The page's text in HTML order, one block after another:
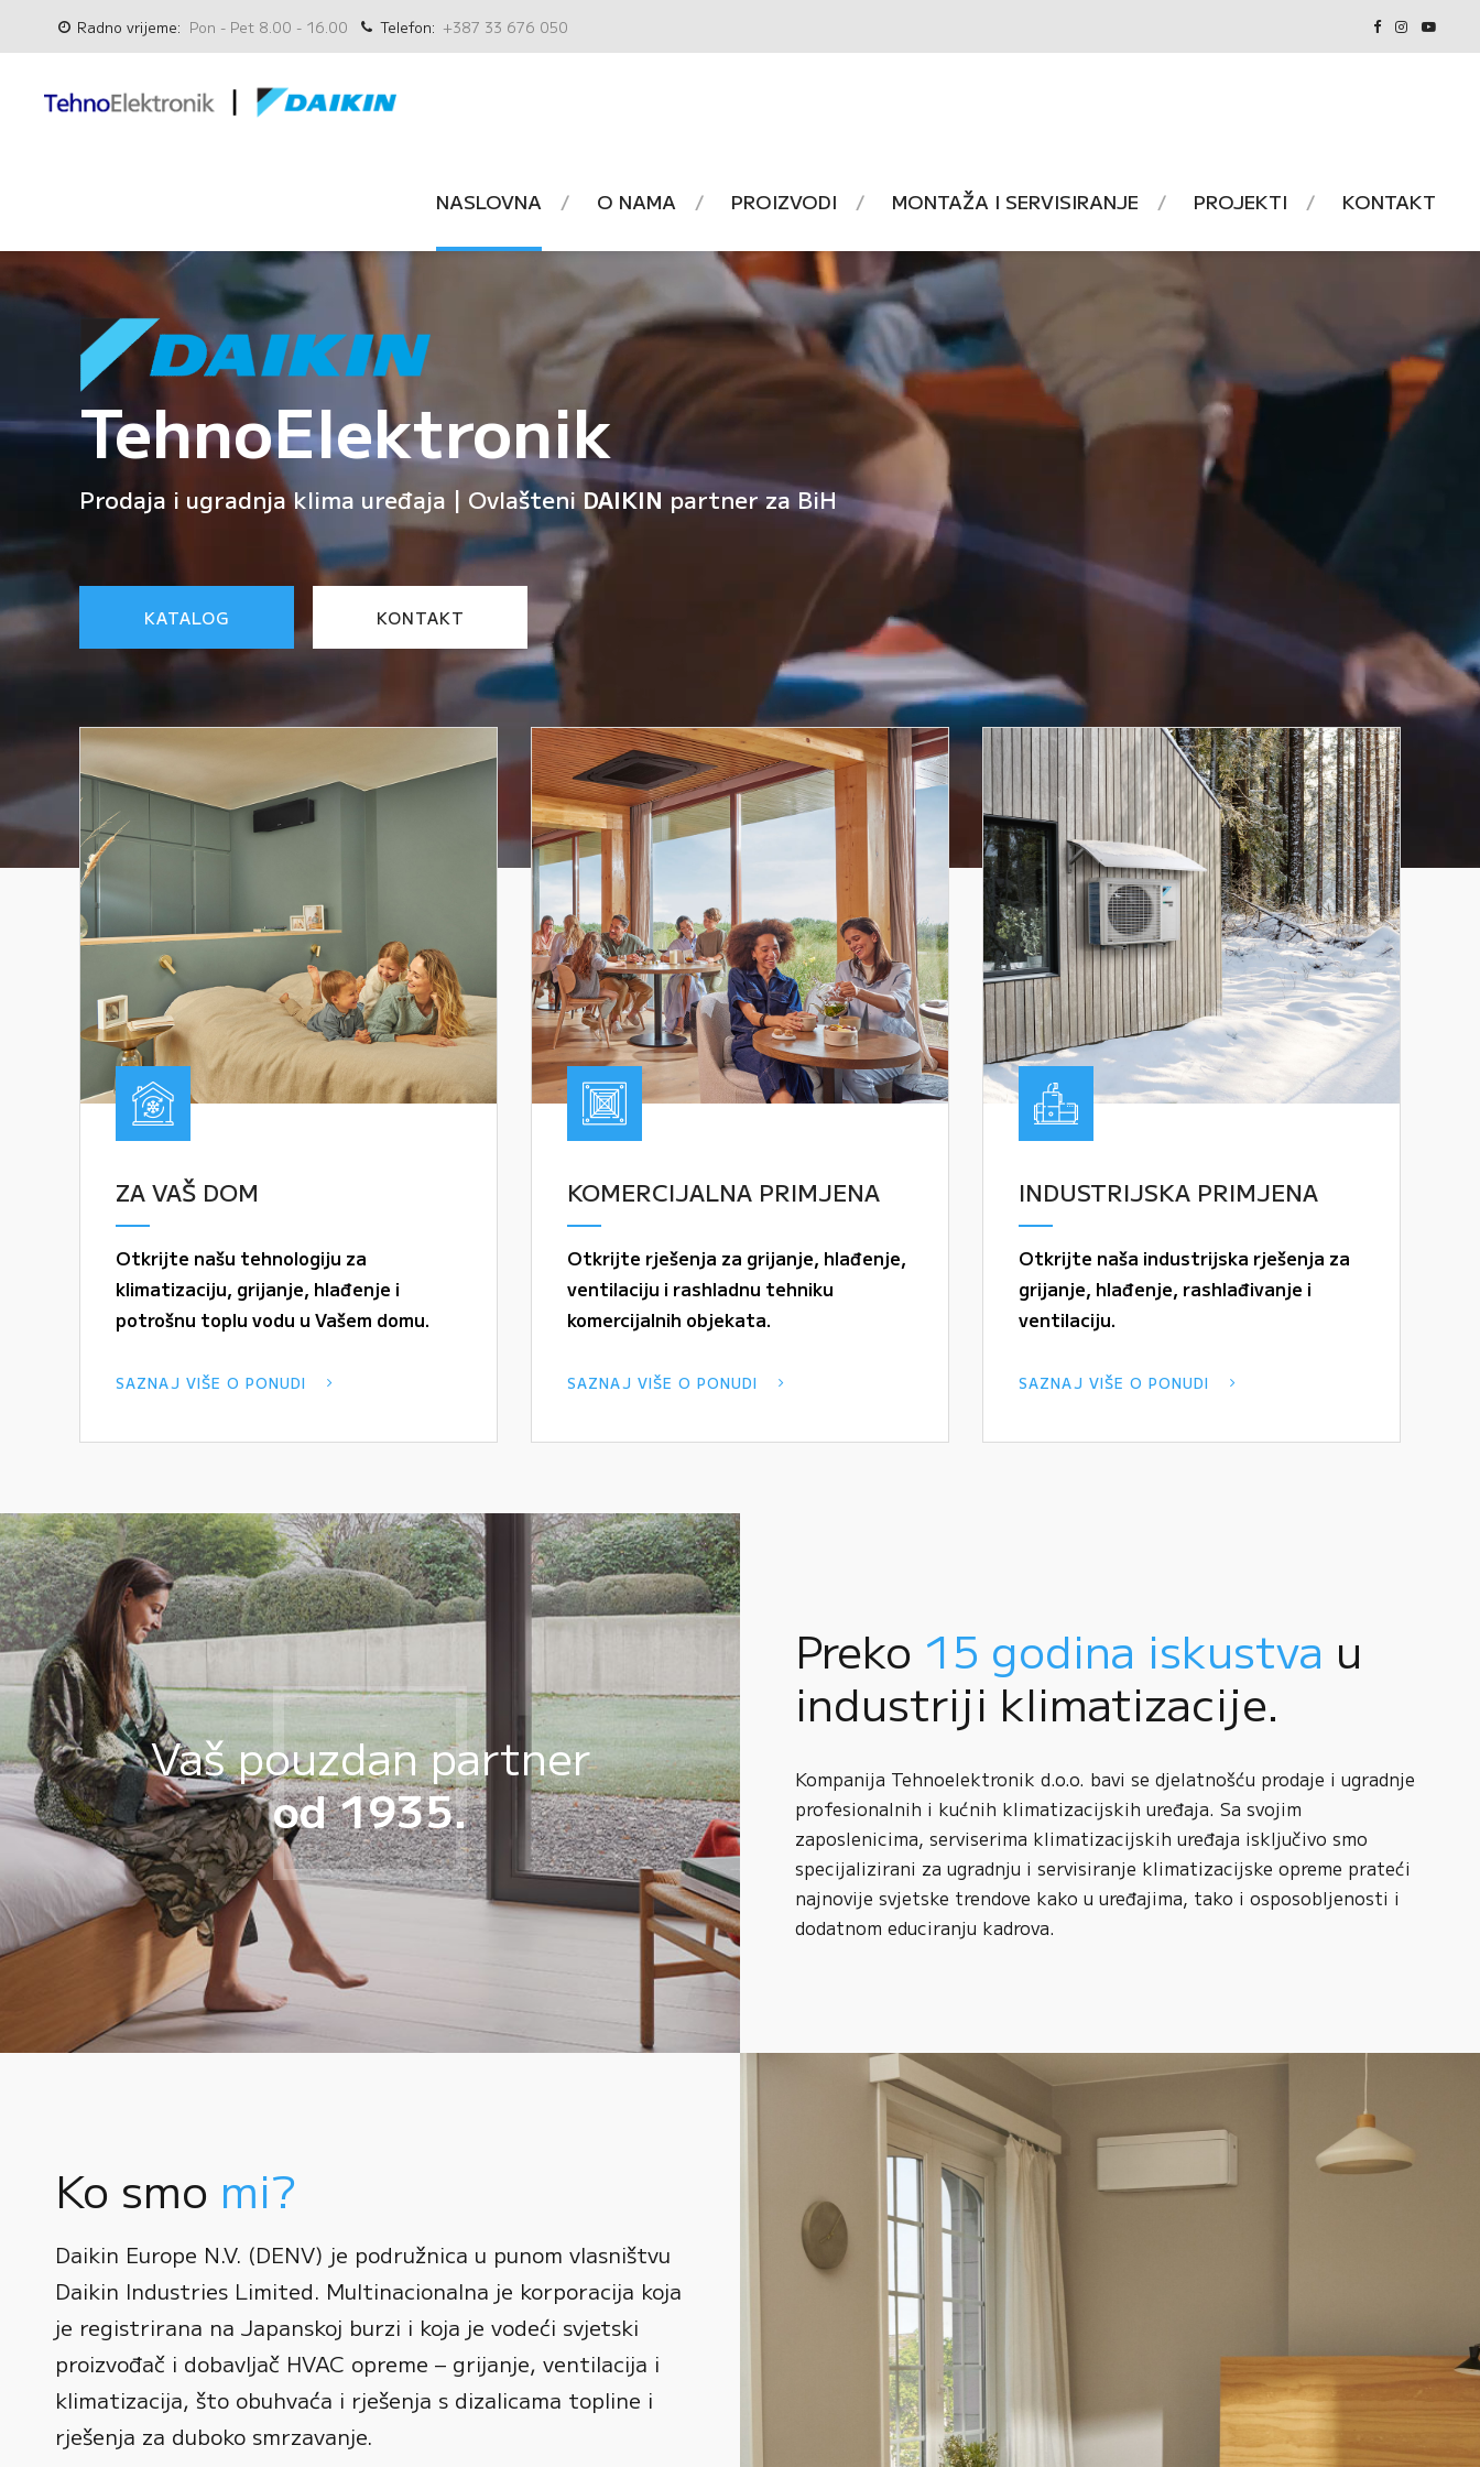
Radno vrijeme: Pon - Pet 8.00 - 16.00 Telefon: +387 33 676 050
NASLOVNA O NAMA PROIZVODI MONTAŽA I SERVISIRANJE PROJEKTI KONTAKT
TehnoElektronik
Prodaja i ugradnja klima uređaja | Ovlašteni DAIKINpartner za BiH
KATALOG KONTAKT
ZA VAŠ DOM
Otkrijte našu tehnologiju za
klimatizaciju, grijanje, hlađenje i
potrošnu toplu vodu u Vašem domu.
SAZNAJ VIŠE O PONUDI
KOMERCIJALNA PRIMJENA
Otkrijte rješenja za grijanje, hlađenje,
ventilaciju i rashladnu tehniku
komercijalnih objekata.
SAZNAJ VIŠE O PONUDI
INDUSTRIJSKA PRIMJENA
Otkrijte naša industrijska rješenja za
grijanje, hlađenje, rashlađivanje i
ventilaciju.
SAZNAJ VIŠE O PONUDI
Vaš pouzdan partner
od 1935.
Preko 15 godina iskustva u
industriji klimatizacije.
Kompanija Tehnoelektronik d.o.o. bavi se djelatnošću prodaje i ugradnje
profesionalnih i kućnih klimatizacijskih uređaja. Sa svojim
zaposlenicima, serviserima klimatizacijskih uređaja isključivo smo
specijalizirani za ugradnju i servisiranje klimatizacijske opreme prateći
najnovije svjetske trendove kako u uređajima, tako i osposobljenosti i
dodatnom educiranju kadrova.
Ko smo mi?
Daikin Europe N.V. (DENV) je podružnica u punom vlasništvu
Daikin Industries Limited. Multinacionalna je korporacija koja
je registrirana na Japanskoj burzi i koja je vodeći svjetski
proizvođač i dobavljač HVAC opreme – grijanje, ventilacija i
klimatizacija, što obuhvaća i rješenja s dizalicama topline i
rješenja za duboko smrzavanje.
0
1
2
3
4
0
1
2
3
0
1
2
0